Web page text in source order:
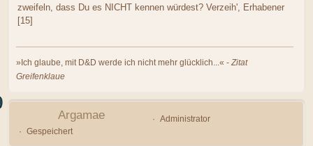
zweifeln, dass Du es NICHT kennen würdest? Verzeih', Erhabener
[15]
»Ich glaube, mit D&D werde ich nicht mehr glücklich...« - Zitat
Greifenklaue
Argamae
Administrator
Gespeichert